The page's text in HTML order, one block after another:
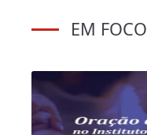
EM FOCO